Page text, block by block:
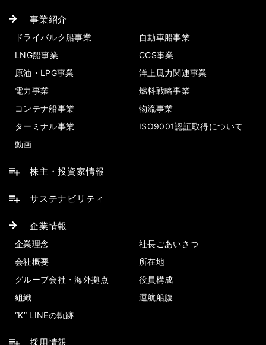
事業紹介
ドライバルク船事業
自動車船事業
LNG船事業
CCS事業
原油・LPG事業
洋上風力関連事業
電力事業
燃料戦略事業
コンテナ船事業
物流事業
ターミナル事業
ISO9001認証取得について
動画
株主・投資家情報
サステナビリティ
企業情報
企業理念
社長ごあいさつ
会社概要
所在地
グループ会社・海外拠点
役員構成
組織
運航船腹
“K” LINEの軌跡
採用情報